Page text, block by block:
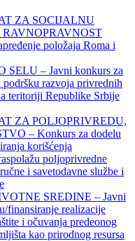
ZA SOCIJALNU
položaja Roma i
– Javni konkurs za
podršku razvoja privrednih
teritoriji Republike Srbije
ZA POLJOPRIVREDU,
– Konkurs za dodelu
korišćenja
poljoprivredne
i savetodavne službe i
SREDINE – Javni
finansiranje realizacije
i očuvanja predeonog
kao prirodnog resursa